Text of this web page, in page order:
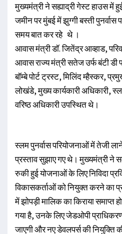
मुख्यमंत्री ने सह्याद्री गेस्ट हाउस में
जमीन पर मुंबई में झुग्गी बस्ती पुनर्वास
समय बात कर रहे थे ।
आवास मंत्री डॉ. जितेंद्र आव्हाड,
आवास राज्य मंत्री सतेज उर्फ बंटी डी
बॉम्बे पोर्ट ट्रस्ट, मिलिंद म्हैस्कर,
लोखंडे, मुख्य कार्यकारी अधिकारी,
वरिष्ठ अधिकारी उपस्थित थे।
स्लम पुनर्वास परियोजनाओं में तेजी
प्रस्ताव सुझाए गए थे। मुख्यमंत्री ने
रुकी हुई योजनाओं के लिए निविदा
विकासकर्ताओं को नियुक्त करने का
में झोपड़ी मालिक का किराया समाप्त
गया है, उनके लिए जेडओपी प्राधिकरण
जाएगी और नए डेवलपर्स की नियुक्ति